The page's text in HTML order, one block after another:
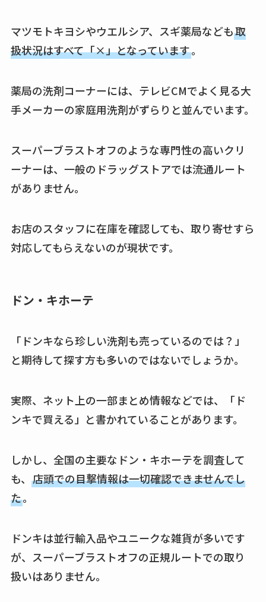
マツモトキヨシやウエルシア、スギ薬局なども取
扱状況はすべて「×」となっています。
薬局の洗剤コーナーには、テレビCMでよく見る大
手メーカーの家庭用洗剤がずらりと並んでいます。
スーパーブラストオフのような専門性の高いクリ
ーナーは、一般のドラッグストアでは流通ルート
がありません。
お店のスタッフに在庫を確認しても、取り寄せすら
対応してもらえないのが現状です。
ドン・キホーテ
「ドンキなら珍しい洗剤も売っているのでは？」
と期待して探す方も多いのではないでしょうか。
実際、ネット上の一部まとめ情報などでは、「ド
ンキで買える」と書かれていることがあります。
しかし、全国の主要なドン・キホーテを調査して
も、 店頭での目撃情報は一切確認できませんでし
た。
ドンキは並行輸入品やユニークな雑貨が多いです
が、スーパーブラストオフの正規ルートでの取り
扱いはありません。